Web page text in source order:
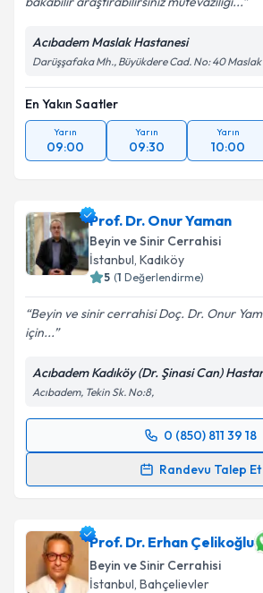
Acıbadem Maslak Hastanesi
Darüşşafaka Mh., Büyükdere Cad. No: 40 Maslak
En Yakın Saatler
Yarın
09:00
Yarın
09:30
Yarın
10:00
Prof. Dr. Onur Yaman
Beyin ve Sinir Cerrahisi
İstanbul, Kadıköy
5 (1 Değerlendirme)
Beyin ve sinir cerrahisi Doç. Dr. Onur
için...
Acıbadem Kadıköy (Dr. Şinasi Can)
Acıbadem, Tekin Sk. No:8,
0 (850) 811 39 18
Randevu Talep Et
Randevu Takvimi Talebi
takvim hazırlandığında e-posta ile
E-posta Adresiniz
Prof. Dr. Erhan Çelikoğlu
Beyin ve Sinir Cerrahisi
İstanbul, Bahçelievler